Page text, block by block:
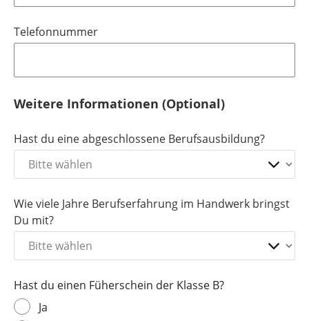
Telefonnummer
Weitere Informationen (Optional)
Hast du eine abgeschlossene Berufsausbildung?
Wie viele Jahre Berufserfahrung im Handwerk bringst
Du mit?
Hast du einen Füherschein der Klasse B?
Ja